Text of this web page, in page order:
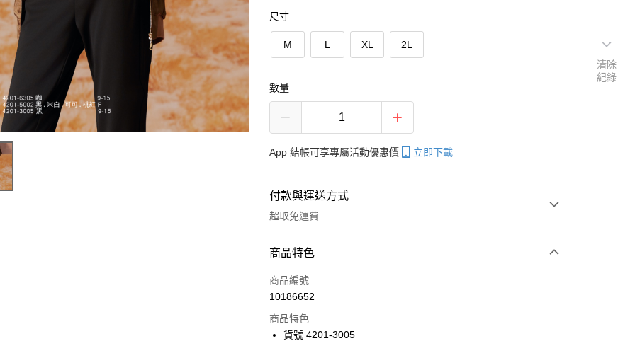
尺寸
M L XL 2L
數量
App 結帳可享專屬活動優惠價 立即下載
付款與運送方式
超取免運費
付款方式
信用卡一次付款
Apple Pay
商品特色
商品編號
10186652
商品特色
貨號 4201-3005
清除
紀錄